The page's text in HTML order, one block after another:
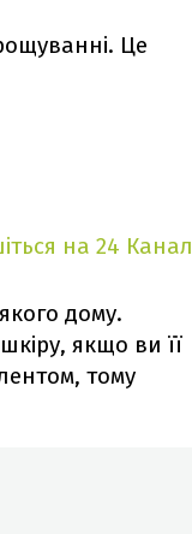
Це
на 24 Канал
дому.
якщо ви її
тому